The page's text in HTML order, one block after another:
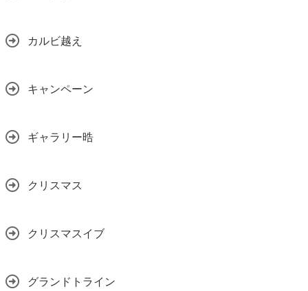
カルビ越え
キャンペーン
ギャラリー晧
クリスマス
クリスマスイブ
グランドトライン